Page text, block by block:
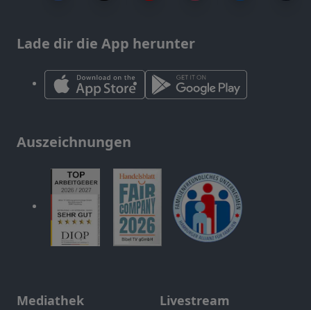
Lade dir die App herunter
Auszeichnungen
Mediathek Livestream